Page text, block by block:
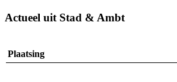
Actueel uit Stad & Ambt
Plaatsing